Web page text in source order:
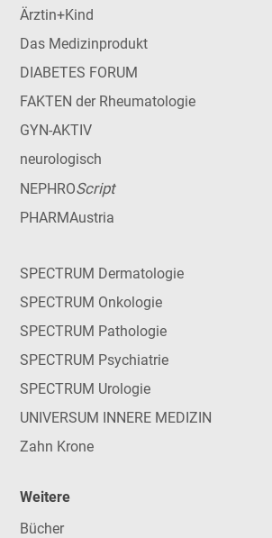
Ärztin+Kind
Das Medizinprodukt
DIABETES FORUM
FAKTEN der Rheumatologie
GYN-AKTIV
neurologisch
NEPHROScript
PHARMAustria
SPECTRUM Dermatologie
SPECTRUM Onkologie
SPECTRUM Pathologie
SPECTRUM Psychiatrie
SPECTRUM Urologie
UNIVERSUM INNERE MEDIZIN
Zahn Krone
Weitere
Bücher